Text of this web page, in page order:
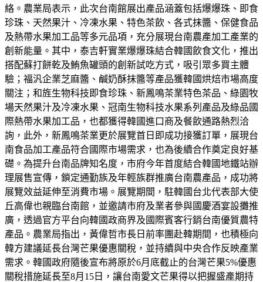
絡。農業局表示，此次台南館展出產品涵蓋包括爆爆珠、即食
珍珠、天然果汁、冷凍水果、特色茶飲、各式抹醬、保健食品
及熱帶水果加工品等多元品項，充分展現台南農產加工產業的
創新能量。其中，泰吉軒實業爆爆珠結合韓國飲食文化，推出
搭配蘇打餅乾及鮪魚罐頭的創新試吃方式，吸引眾多買主體
驗；福汎企業芝麻醬、鹹奶酥抹醬等產品獲韓國烘焙市場高度
關注；和旌生物科技即食珍珠、新鳳鳴茶業特色茶品、綠園牧
場天然果汁及冷凍水果、冠南生物科技水果系列產品及綠品國
際熱帶水果加工品，也都獲得韓國進口商及餐飲通路熱烈洽
詢，此外，新鳳鳴茶業更於展覽首日即成功接獲訂單，展現台
南食品加工產品符合國際市場需求，也為後續合作奠定良好基
礎。為提升台南品牌知名度，市府今年首度結合韓國地鐵站辦
理展售宣傳，鎖定通勤族及年輕族群推廣台南農產品，成功將
展覽效益延伸至消費市場。展覽期間，駐韓國台北代表部大使
丘高偉也親臨台南館，並邀請市府及業者參與國慶酒宴設攤推
廣，透過官方平台向韓國政商界及國際賓客行銷台南優質農特
產品。農業局指出，黃偉哲市長日前率團赴韓期間，也積極向
韓方建議延長台灣芒果優惠關稅，並持續與中央合作反映產業
需求。韓國政府隨後宣布將原於6月底截止的台灣芒果5%優惠
關稅措施延長至8月15日，讓台南愛文芒果得以把握盛產期持